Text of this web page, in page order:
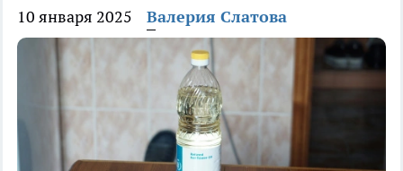
10 января 2025 Валерия Слатова